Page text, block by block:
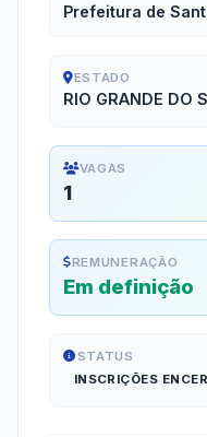
Prefeitura de
ESTADO
RIO GRANDE DO
VAGAS
1
REMUNERAÇÃO
Em definição
STATUS
INSCRIÇÕES